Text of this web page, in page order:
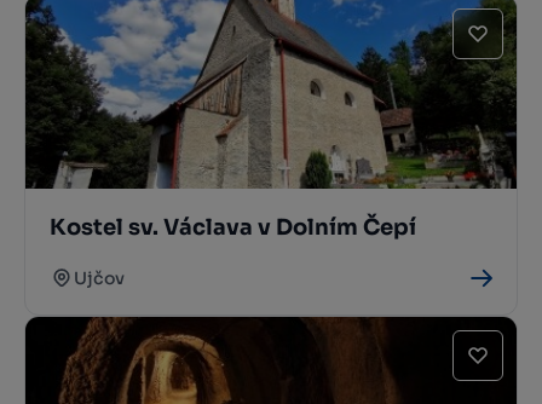
Kostel sv. Václava v Dolním Čepí
Ujčov